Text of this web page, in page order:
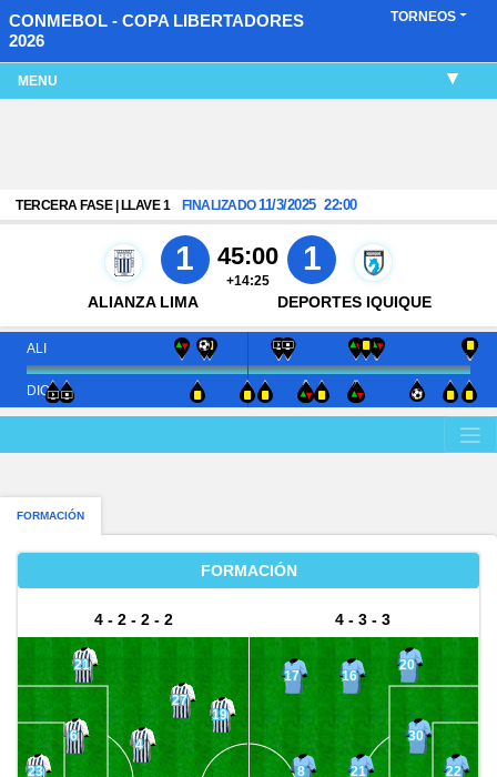
CONMEBOL - COPA LIBERTADORES
2026
TORNEOS
MENU
TERCERA FASE | LLAVE 1 FINALIZADO11/3/2025 22:00
ALIANZA LIMA
1 45:00
+14:25
1
DEPORTES IQUIQUE
ALI
DIQ
FORMACIÓN
FORMACIÓN
4 - 2 - 2 - 2
23
21
6
4
27
19
4 - 3 - 3
22
20
30
16
21
17
8